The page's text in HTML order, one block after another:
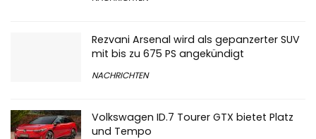
Rezvani Arsenal wird als gepanzerter SUV
mit bis zu 675 PS angekündigt
NACHRICHTEN
Volkswagen ID.7 Tourer GTX bietet Platz
und Tempo